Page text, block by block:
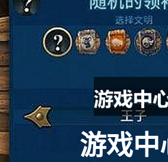
游戏中